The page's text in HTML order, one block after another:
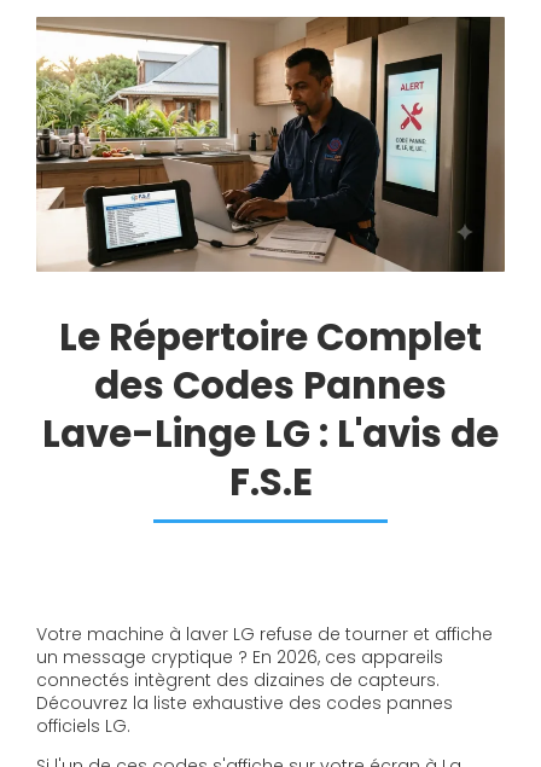
Le Répertoire Complet
des Codes Pannes
Lave-Linge LG : L'avis de
F.S.E
Votre machine à laver LG refuse de tourner et affiche
un message cryptique ? En 2026, ces appareils
connectés intègrent des dizaines de capteurs.
Découvrez la liste exhaustive des codes pannes
officiels LG.